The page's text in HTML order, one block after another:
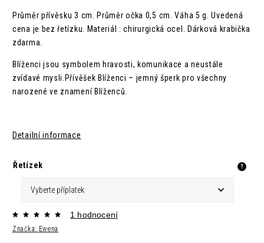
Průměr přívěsku 3 cm. Průměr očka 0,5 cm. Váha 5 g. Uvedená
cena je bez řetízku. Materiál : chirurgická ocel. Dárková krabička
zdarma.
Blíženci jsou symbolem hravosti, komunikace a neustále
zvídavé mysli.Přívěšek Blíženci – jemný šperk pro všechny
narozené ve znamení Blíženců.
Detailní informace
Řetízek ?
Značka: Ewena
1 hodnocení